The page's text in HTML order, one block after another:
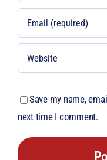
Save my name,
next time I comment.